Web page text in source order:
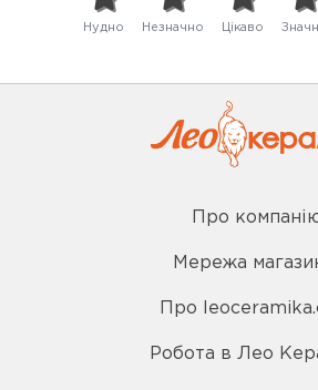
Нудно Незначно Цікаво
Про
Мережа
Про
Робота в Лео